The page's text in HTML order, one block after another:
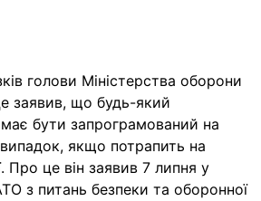
голови Міністерства оборони
заявив, що будь-який
бути запрограмований на
якщо потрапить на
Про це він заявив 7 липня у
з питань безпеки та оборонної